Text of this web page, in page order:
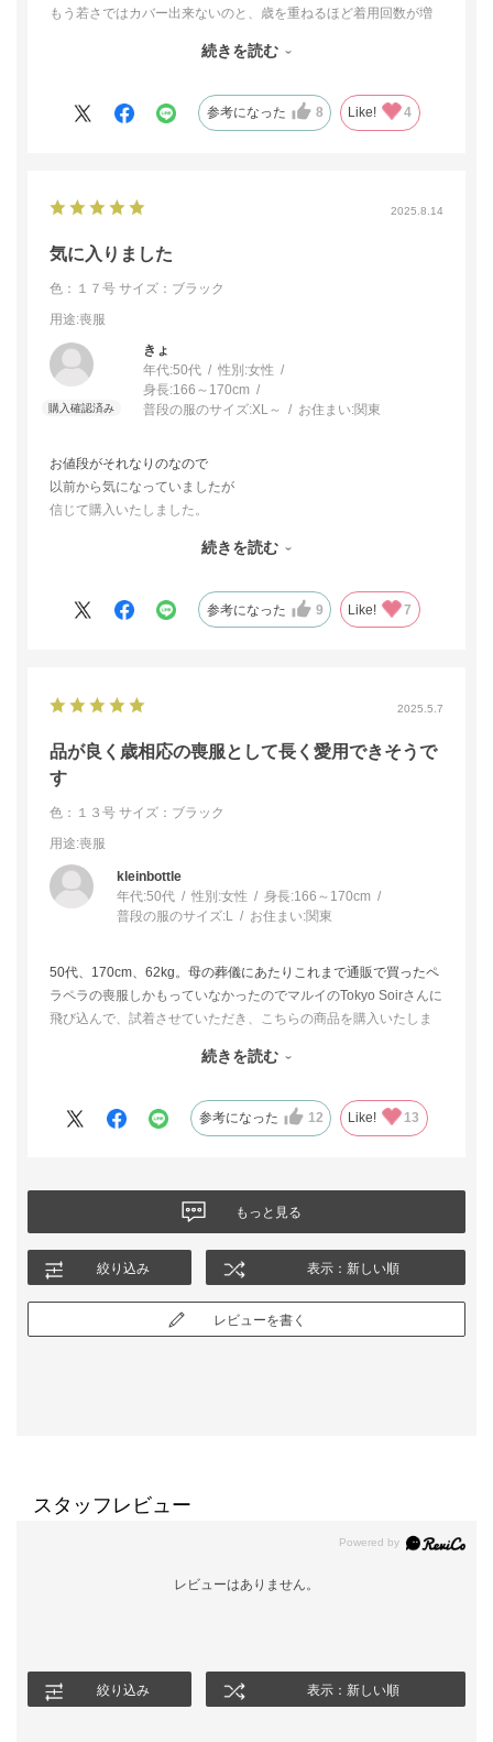
もう若さではカバー出来ないのと、歳を重ねるほど着用回数が増
続きを読む
参考になった 8 Like! 4
2025.8.14
気に入りました
色：１７号 サイズ：ブラック
用途:喪服
きょ
年代:50代 性別:女性
身長:166～170cm
普段の服のサイズ:XL～ お住まい:関東
お値段がそれなりのなので
以前から気になっていましたが
信じて購入いたしました。
ロング丈を探していたので
続きを読む
参考になった 9 Like! 7
2025.5.7
品が良く歳相応の喪服として長く愛用できそうで
す
色：１３号 サイズ：ブラック
用途:喪服
kleinbottle
年代:50代 性別:女性 身長:166～170cm
普段の服のサイズ:L お住まい:関東
50代、170cm、62kg。母の葬儀にあたりこれまで通販で買ったペ
ラペラの喪服しかもっていなかったのでマルイのTokyo Soirさんに
飛び込んで、試着させていただき、こちらの商品を購入いたしま
さの面で大変助かりますし、少しゆったり作られていて体形の変
りしていて長身の私に合いました。
この先歳をとっても品よく着て行けそうな品と出会えて満足して
続きを読む
参考になった 12 Like! 13
もっと見る
絞り込み 表示：新しい順
レビューを書く
スタッフレビュー
レビューはありません。
絞り込み 表示：新しい順